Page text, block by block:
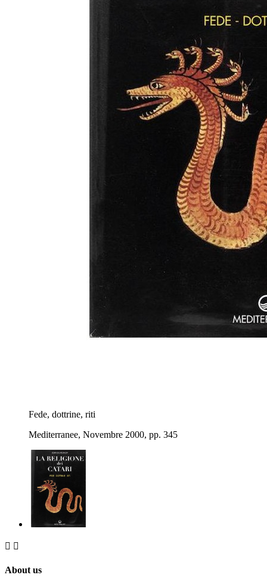
Fede, dottrine, riti
Mediterranee, Novembre 2000, pp. 345
 
About us